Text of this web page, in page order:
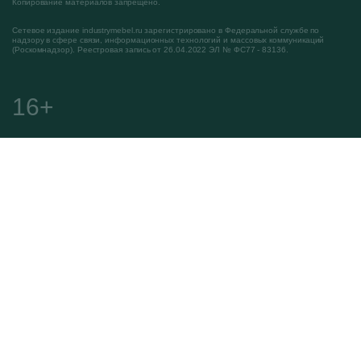
Копирование материалов запрещено.
Сетевое издание industrymebel.ru зарегистрировано в Федеральной службе по
надзору в сфере связи, информационных технологий и массовых коммуникаций
(Роскомнадзор). Реестровая запись от 26.04.2022 ЭЛ № ФС77 - 83136.
16+